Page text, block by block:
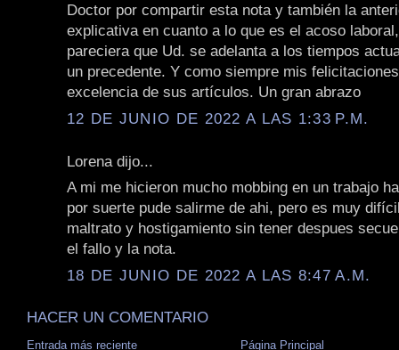
Doctor por compartir esta nota y también la
explicativa en cuanto a lo que es el acoso
pareciera que Ud. se adelanta a los tiempos
un precedente. Y como siempre mis
excelencia de sus artículos. Un gran abrazo
12 DE JUNIO DE 2022 A LAS 1:33 P.M.
Lorena dijo...
A mi me hicieron mucho mobbing en un trabajo
por suerte pude salirme de ahi, pero es muy
maltrato y hostigamiento sin tener despues
el fallo y la nota.
18 DE JUNIO DE 2022 A LAS 8:47 A.M.
HACER UN COMENTARIO
Entrada más reciente Página Principal